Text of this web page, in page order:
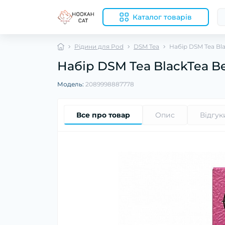
Каталог товарів
Рідини для Pod DSM Tea Набір DSM Tea
Набір DSM Tea BlackTea
Модель: 2089998887778
Все про товар Опис